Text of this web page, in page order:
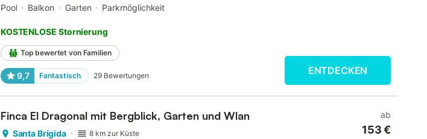
Pool
Balkon Garten Parkmöglichkeit
KOSTENLOSE Stornierung
Top bewertet von Familien
9,7 Fantastisch 29 Bewertungen ENTDECKEN
Finca El Dragonal mit Bergblick, Garten und Wlan
Santa Brígida 8 km zur Küste
ab
153 €